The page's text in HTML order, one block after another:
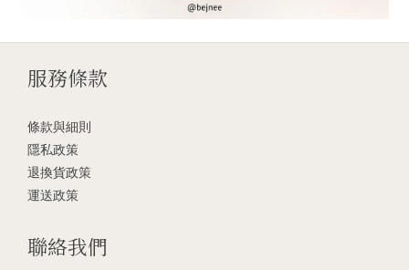
服務條款
條款與細則
隱私政策
退換貨政策
運送政策
聯絡我們